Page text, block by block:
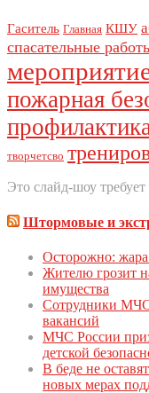
Гаситель Главная КШУ
спасательные
пожарная
творчетсво
Это слайд-шоу требует
Штормовые и
Осторожно:
Жителю грозит
имущества
Сoтрудники МЧС
вакансий
МЧС России
детской
В беде не
новых мерах